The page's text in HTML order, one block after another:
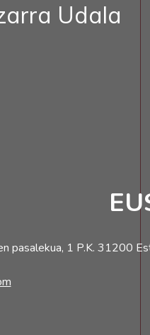
Udala
pasalekua, 1 P.K. 31200